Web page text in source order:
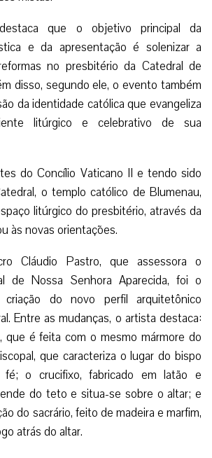
que o objetivo principal da
e da apresentação é solenizar a
no presbitério da Catedral de
disso, segundo ele, o evento também
da identidade católica que evangeliza
litúrgico e celebrativo de sua
do Concílio Vaticano II e tendo sido
o templo católico de Blumenau,
litúrgico do presbitério, através da
às novas orientações.
Cláudio Pastro, que assessora o
de Nossa Senhora Aparecida, foi o
criação do novo perfil arquitetônico
Entre as mudanças, o artista destaca:
que é feita com o mesmo mármore do
que caracteriza o lugar do bispo
o crucifixo, fabricado em latão e
do teto e situa-se sobre o altar; e
do sacrário, feito de madeira e marfim,
atrás do altar.